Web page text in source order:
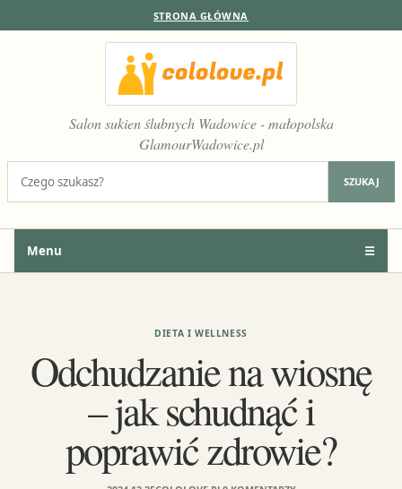
STRONA GŁÓWNA
Salon sukien ślubnych Wadowice - małopolska
GlamourWadowice.pl
SZUKAJ
Menu ☰
DIETA I WELLNESS
Odchudzanie na wiosnę
– jak schudnąć i
poprawić zdrowie?